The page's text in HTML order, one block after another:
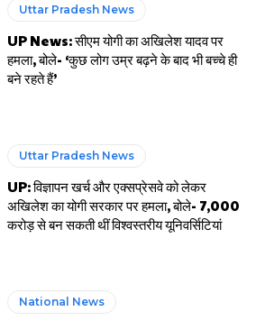
Uttar Pradesh News
UP News: सीएम योगी का अखिलेश यादव पर
हमला, बोले- ‘कुछ लोग उम्र बढ़ने के बाद भी बच्चे ही
बने रहते हैं’
Uttar Pradesh News
UP: विज्ञापन खर्च और एक्सप्रेसवे को लेकर
अखिलेश का योगी सरकार पर हमला, बोले- 7,000
करोड़ से बन सकती थीं विश्वस्तरीय यूनिवर्सिटियां
National News